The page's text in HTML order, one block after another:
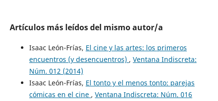
Artículos más leídos del mismo autor/a
Isaac León-Frías, El cine y las artes: los primeros
encuentros (y desencuentros) , Ventana Indiscreta:
Núm. 012 (2014)
Isaac León-Frías, El tonto y el menos tonto: parejas
cómicas en el cine , Ventana Indiscreta: Núm. 016